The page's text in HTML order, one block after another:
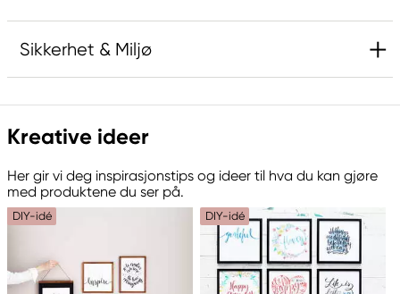
Sikkerhet & Miljø
Ansvarlig EU
Ecoline
Sophialaan 46
7311 PD Apeldoorn, Netherlands
info@royaltalens.com
Kreative ideer
Her gir vi deg inspirasjonstips og ideer til hva du kan gjøre
med produktene du ser på.
DIY-idé DIY-idé